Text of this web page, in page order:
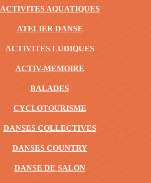
ACTIVITES AQUATIQUES
ATELIER DANSE
ACTIVITES LUDIQUES
ACTIV-MEMOIRE
BALADES
CYCLOTOURISME
DANSES COLLECTIVES
DANSES COUNTRY
DANSE DE SALON